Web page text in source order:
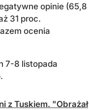
opinie (65,8
31 proc.
ocenia
7-8 listopada
z Tuskiem. "Obrażał